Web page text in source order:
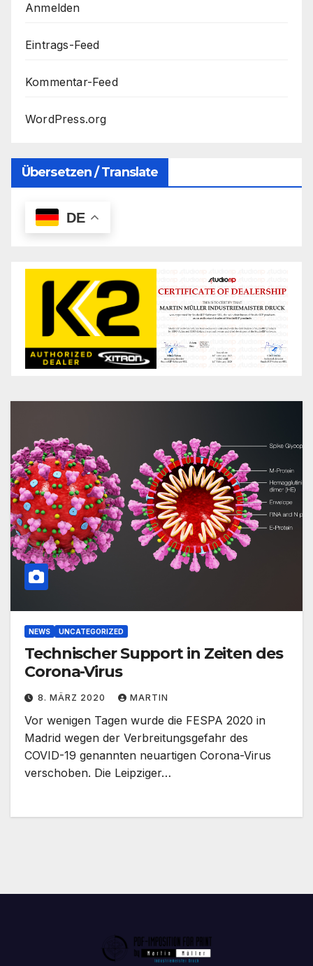
Anmelden
Eintrags-Feed
Kommentar-Feed
WordPress.org
Übersetzen / Translate
DE
NEWS UNCATEGORIZED
Technischer Support in Zeiten des
Corona-Virus
8. MÄRZ 2020 MARTIN
Vor wenigen Tagen wurde die FESPA 2020 in
Madrid wegen der Verbreitungsgefahr des
COVID-19 genannten neuartigen Corona-Virus
verschoben. Die Leipziger…